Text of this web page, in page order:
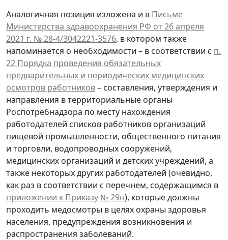
Аналогичная позиция изложена и в Письме
Министерства здравоохранения РФ от 26 апреля
2021 г. № 28-4/3042221-3576, в котором также
напоминается о необходимости – в соответствии с п.
22 Порядка проведения обязательных
предварительных и периодических медицинских
осмотров работников– составления, утверждения и
направления в территориальные органы
Роспотребнадзора по месту нахождения
работодателей списков работников организаций
пищевой промышленности, общественного питания
и торговли, водопроводных сооружений,
медицинских организаций и детских учреждений, а
также некоторых других работодателей (очевидно,
как раз в соответствии с перечнем, содержащимся в
приложении к Приказу № 29н), которые должны
проходить медосмотры в целях охраны здоровья
населения, предупреждения возникновения и
распространения заболеваний.